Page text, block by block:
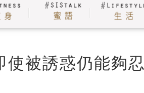
使被誘惑仍能夠忍